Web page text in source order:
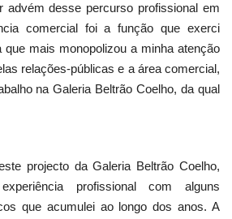
advém desse percurso profissional em
comercial foi a função que exerci
mais monopolizou a minha atenção
relações-públicas e a área comercial,
na Galeria Beltrão Coelho, da qual
projecto da Galeria Beltrão Coelho,
profissional com alguns
que acumulei ao longo dos anos. A